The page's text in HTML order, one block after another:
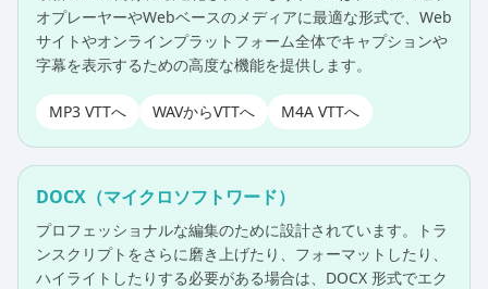
オプレーヤーやWebベースのメディアに最適な形式で、Web
サイトやオンラインプラットフォーム全体でキャプションや
字幕を表示するための高度な機能を提供します。
MP3 VTTへ WAVからVTTへ M4A VTTへ
DOCX（マイクロソフトワード）
プロフェッショナルな編集のために設計されています。トラ
ンスクリプトをさらに磨き上げたり、フォーマットしたり、
ハイライトしたりする必要がある場合は、DOCX 形式でエク